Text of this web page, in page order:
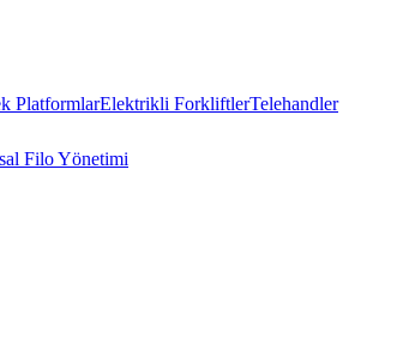
PlatformlarElektrikli ForkliftlerTelehandler
Filo Yönetimi